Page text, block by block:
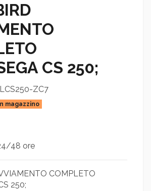
CS 250;
ZC7
magazzino
48 ore
COMPLETO
250;